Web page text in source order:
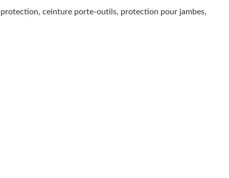
protection, ceinture porte-outils, protection pour jambes,